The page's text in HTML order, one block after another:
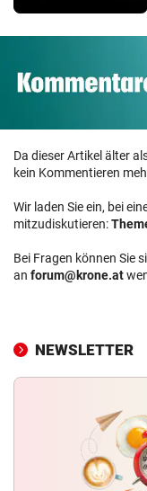
Da dieser Artikel älter
kein Kommentieren
Wir laden Sie ein, bei
mitzudiskutieren:
Bei Fragen können Sie
an forum@krone.at
NEWSLETTER